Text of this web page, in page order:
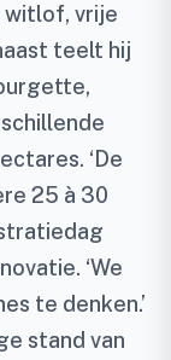
witlof, vrije
teelt hij
‘De
25 à 30
‘We
te denken.’
stand van